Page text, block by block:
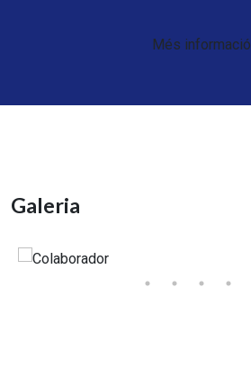
Més informació
Galeria